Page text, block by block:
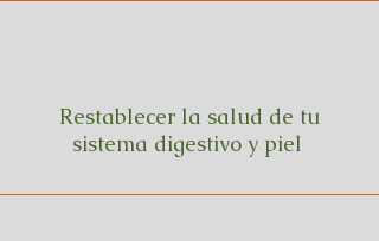
Restablecer la salud de tu
sistema digestivo y piel